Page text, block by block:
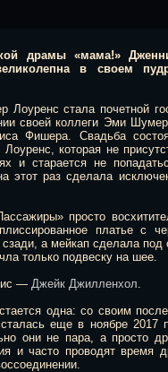
драмы «мама!»
в своем
Лоуренс стала почетной
своей коллеги Эми
Фишера. Свадьба
которая не
и старается не
этот раз сделала
просто
платье с
а мейкап сделала под
только подвеску на шее.
— Джейк Джилленхол
одна: со своим
еще в ноябре 2017
они не пара, а просто
и часто проводят время